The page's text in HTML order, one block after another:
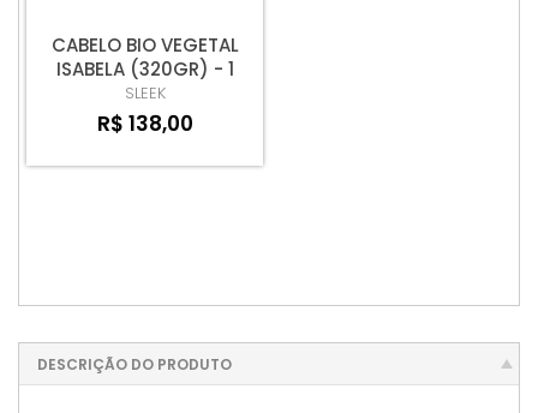
CABELO BIO VEGETAL
ISABELA (320GR) - 1
PACOTE
SLEEK
R$ 138,00
DESCRIÇÃO DO PRODUTO